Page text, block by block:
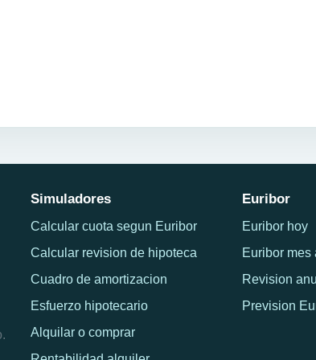
Simuladores
Calcular cuota segun Euribor
Calcular revision de hipoteca
Cuadro de amortizacion
Esfuerzo hipotecario
Alquilar o comprar
Euribor
Euribor hoy
Euribor mes
Revision
Prevision